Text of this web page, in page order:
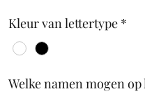
Kleur van lettertype *
Welke namen mogen